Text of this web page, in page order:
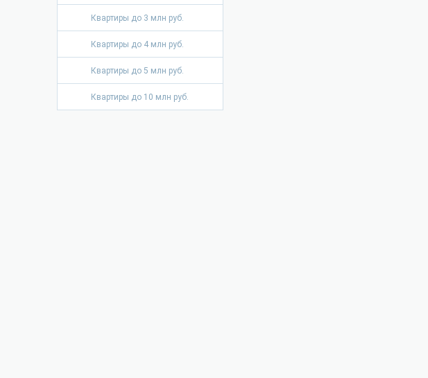
Квартиры до 3 млн руб.
Квартиры до 4 млн руб.
Квартиры до 5 млн руб.
Квартиры до 10 млн руб.